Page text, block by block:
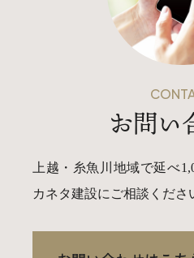
お問い
上越・糸魚川地域で延べ
カネタ建設にご相談くださ